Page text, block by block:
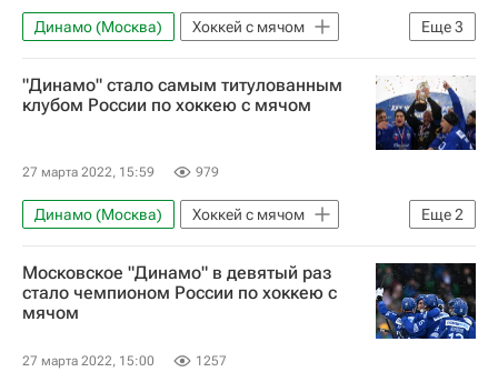
Еще3
Динамо (Москва)
Хоккей с мячом
Водник
СКА-Нефтяник
Чемпионат России по хоккею с мячом
"Динамо" стало самым титулованным
клубом России по хоккею с мячом
27 марта 2022, 15:59 979
Еще2
Динамо (Москва)
Хоккей с мячом
Водник
Евгений Иванушкин
Московское "Динамо" в девятый раз
стало чемпионом России по хоккею с
мячом
27 марта 2022, 15:00 1257